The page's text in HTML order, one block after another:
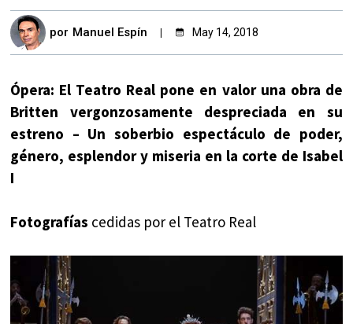
por Manuel Espín May 14, 2018
Ópera: El Teatro Real pone en valor una obra de
Britten vergonzosamente despreciada en su
estreno – Un soberbio espectáculo de poder,
género, esplendor y miseria en la corte de Isabel
I
Fotografías cedidas por el Teatro Real